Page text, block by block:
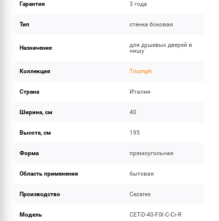
Гарантия 3 года
Тип стенка боковая
Назначение
для душевых дверей в
нишу
Коллекция Triumph
Страна Италия
Ширина, см 40
Высота, см 195
Форма прямоугольная
Область применения бытовая
Производство Cezares
Модель CET-D-40-FIX-C-Cr-R